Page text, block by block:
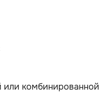
комбинированной